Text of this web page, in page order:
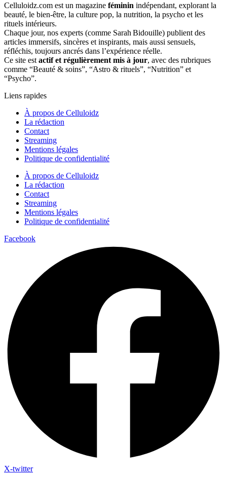
Celluloidz.com est un magazine féminin indépendant, explorant la
beauté, le bien‑être, la culture pop, la nutrition, la psycho et les
rituels intérieurs.
Chaque jour, nos experts (comme Sarah Bidouille) publient des
articles immersifs, sincères et inspirants, mais aussi sensuels,
réfléchis, toujours ancrés dans l’expérience réelle.
Ce site est actif et régulièrement mis à jour, avec des rubriques
comme “Beauté & soins”, “Astro & rituels”, “Nutrition” et
“Psycho”.
Liens rapides
À propos de Celluloidz
La rédaction
Contact
Streaming
Mentions légales
Politique de confidentialité
À propos de Celluloidz
La rédaction
Contact
Streaming
Mentions légales
Politique de confidentialité
Facebook
X-twitter